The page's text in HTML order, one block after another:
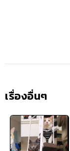
เรื่องอื่นๆ